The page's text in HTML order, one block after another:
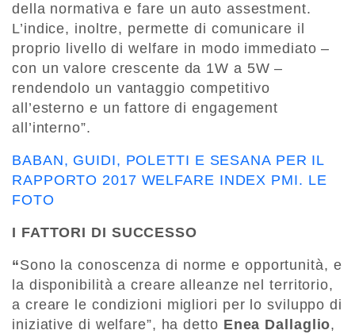
della normativa e fare un auto assestment.
L’indice, inoltre, permette di comunicare il
proprio livello di welfare in modo immediato –
con un valore crescente da 1W a 5W –
rendendolo un vantaggio competitivo
all’esterno e un fattore di engagement
all’interno”.
BABAN, GUIDI, POLETTI E SESANA PER IL
RAPPORTO 2017 WELFARE INDEX PMI. LE
FOTO
I FATTORI DI SUCCESSO
“Sono la conoscenza di norme e opportunità, e
la disponibilità a creare alleanze nel territorio,
a creare le condizioni migliori per lo sviluppo di
iniziative di welfare”, ha detto Enea Dallaglio,